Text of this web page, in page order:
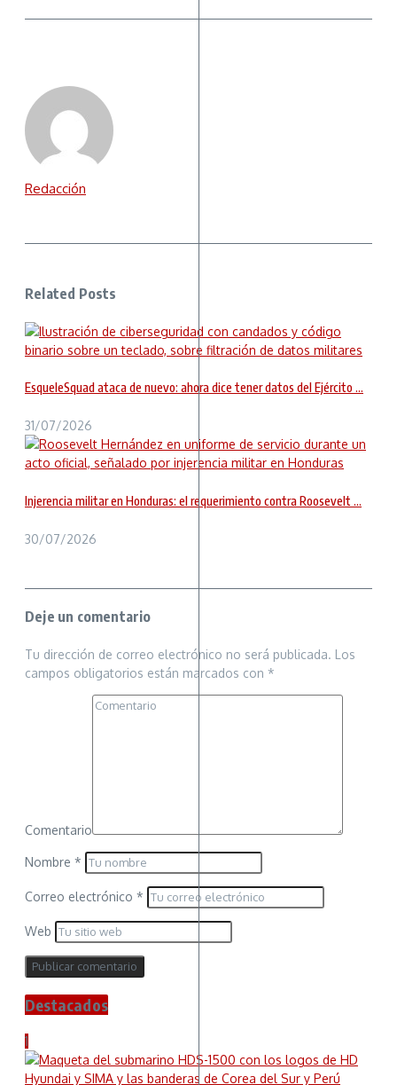
Redacción
Related Posts
EsqueleSquad ataca de nuevo: ahora dice tener datos del Ejército ...
31/07/2026
Injerencia militar en Honduras: el requerimiento contra Roosevelt ...
30/07/2026
Deje un comentario
Tu dirección de correo electrónico no será publicada. Los
campos obligatorios están marcados con *
Comentario
Nombre *
Correo electrónico *
Web
Destacados
1